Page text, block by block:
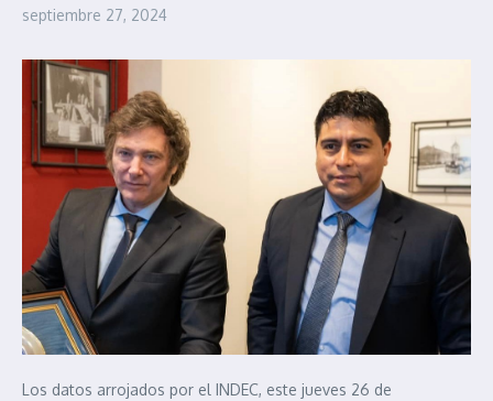
septiembre 27, 2024
Los datos arrojados por el INDEC, este jueves 26 de